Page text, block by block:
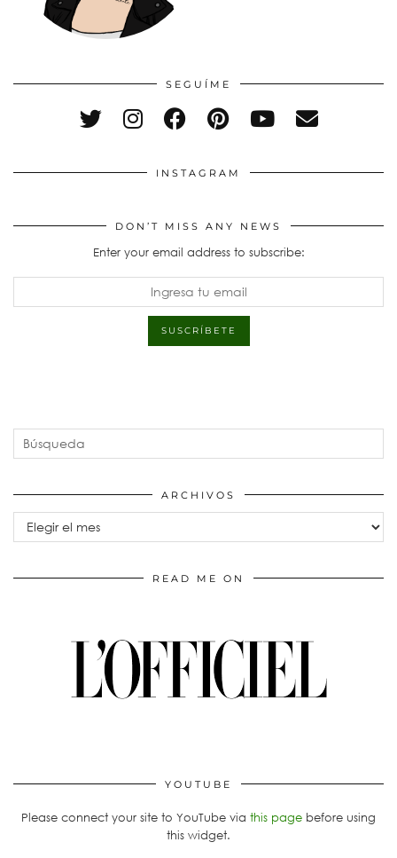
SEGUÍME
INSTAGRAM
DON’T MISS ANY NEWS
Enter your email address to subscribe:
ARCHIVOS
Archivos
READ ME ON
YOUTUBE
Please connect your site to YouTube via this page before using
this widget.